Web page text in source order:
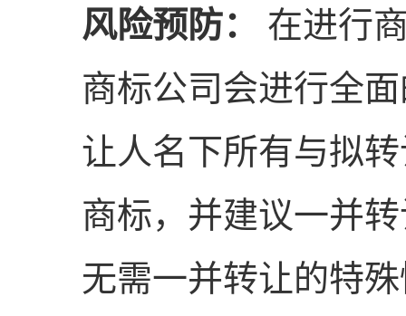
风险预防：
在进行
商标公司会进行全
让人名下所有与拟
商标，并建议一并
无需一并转让的特